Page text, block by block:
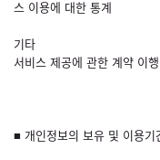
스 이용에 대한 통계
기타
서비스 제공에 관한 계약 이
■ 개인정보의 보유 및 이용기